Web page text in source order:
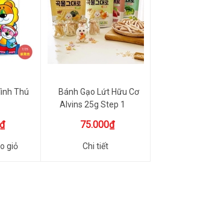
Thú
giỏ
Bánh Gạo Lứt Hữu Cơ
Alvins 25g Step 1
75.000₫
Chi tiết